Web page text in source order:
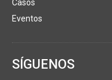
Casos
Eventos
SÍGUENOS